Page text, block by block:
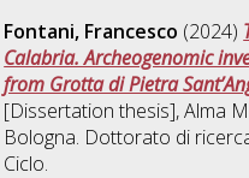
Fontani, Francesco (2024)
Calabria. Archeogenomic
from Grotta di Pietra
[Dissertation thesis], Alma
Bologna. Dottorato di
Ciclo.